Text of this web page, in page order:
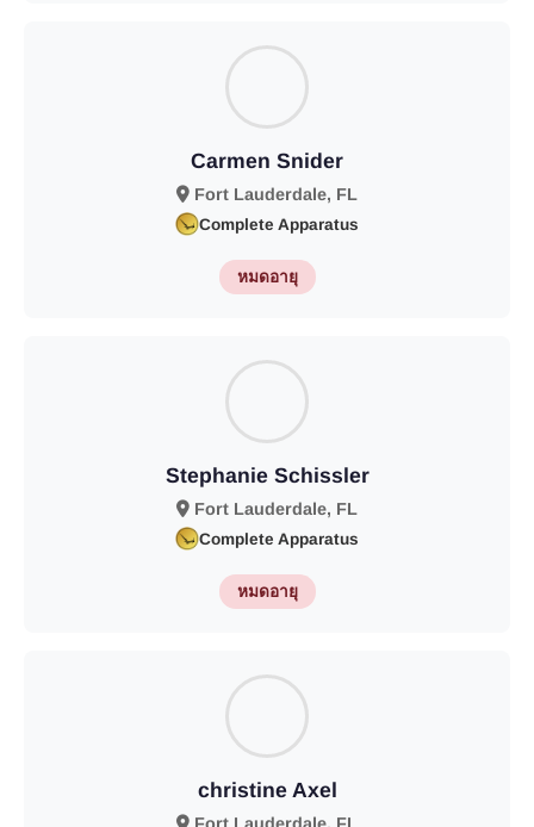
Carmen Snider
Fort Lauderdale, FL
Complete Apparatus
หมดอายุ
Stephanie Schissler
Fort Lauderdale, FL
Complete Apparatus
หมดอายุ
christine Axel